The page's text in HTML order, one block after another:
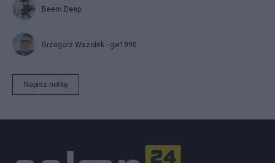
Beem.Deep
Grzegorz Wszołek - gw1990
Napisz notkę